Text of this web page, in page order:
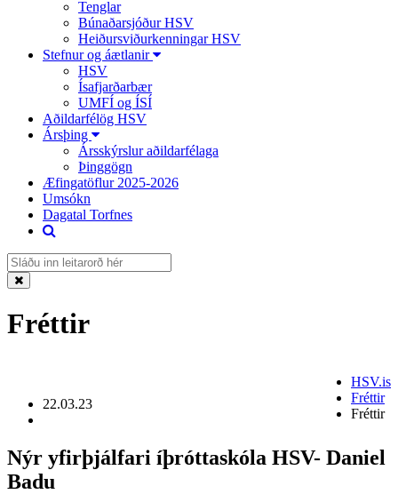
Tenglar
Búnaðarsjóður HSV
Heiðursviðurkenningar HSV
Stefnur og áætlanir
HSV
Ísafjarðarbær
UMFÍ og ÍSÍ
Aðildarfélög HSV
Ársþing
Ársskýrslur aðildarfélaga
Þinggögn
Æfingatöflur 2025-2026
Umsókn
Dagatal Torfnes
Fréttir
HSV.is
Fréttir
Fréttir
22.03.23
Nýr yfirþjálfari íþróttaskóla HSV- Daniel
Badu